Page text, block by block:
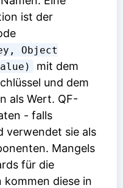
ist der
Object
value)
mit dem
und dem
als Wert. QF-
- falls
verwendet sie als
Mangels
für die
kommen diese in